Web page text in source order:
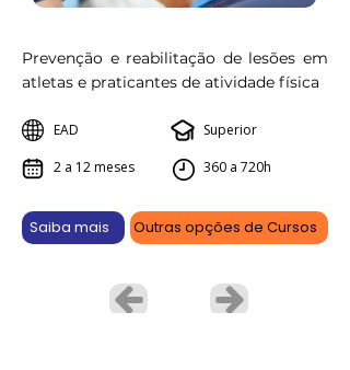
Prevenção e reabilitação de lesões em
atletas e praticantes de atividade física
EAD
2 a 12 meses
Superior
360 a 720h
Saiba mais Outras opções de Cursos